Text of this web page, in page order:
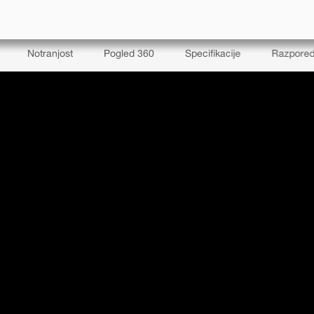
Notranjost Pogled 360 Specifikacije